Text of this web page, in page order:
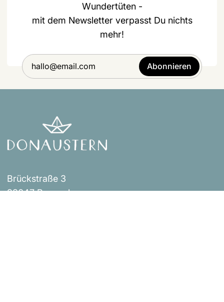
Wundertüten -
mit dem Newsletter verpasst Du nichts
mehr!
Abonnieren
Brückstraße 3
93047 Regensburg